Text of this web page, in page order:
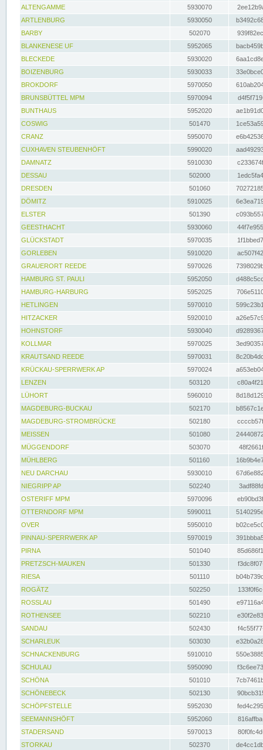
ALTENGAMME
5930070
ARTLENBURG
5930050
BARBY
502070
BLANKENESE UF
5952065
BLECKEDE
5930020
BOIZENBURG
5930033
BROKDORF
5970050
BRUNSBÜTTEL MPM
5970094
BUNTHAUS
5952020
COSWIG
501470
CRANZ
5950070
CUXHAVEN STEUBENHÖFT
5990020
DAMNATZ
5910030
DESSAU
502000
DRESDEN
501060
DÖMITZ
5910025
ELSTER
501390
GEESTHACHT
5930060
GLÜCKSTADT
5970035
GORLEBEN
5910020
GRAUERORT REEDE
5970026
HAMBURG ST. PAULI
5952050
HAMBURG-HARBURG
5952025
HETLINGEN
5970010
HITZACKER
5920010
HOHNSTORF
5930040
KOLLMAR
5970025
KRAUTSAND REEDE
5970031
KRÜCKAU-SPERRWERK AP
5970024
LENZEN
503120
LÜHORT
5960010
MAGDEBURG-BUCKAU
502170
MAGDEBURG-STROMBRÜCKE
502180
MEISSEN
501080
MÜGGENDORF
503070
MÜHLBERG
501160
NEU DARCHAU
5930010
NIEGRIPP AP
502240
OSTERIFF MPM
5970096
OTTERNDORF MPM
5990011
OVER
5950010
PINNAU-SPERRWERK AP
5970019
PIRNA
501040
PRETZSCH-MAUKEN
501330
RIESA
501110
ROGÄTZ
502250
ROSSLAU
501490
ROTHENSEE
502210
SANDAU
502430
SCHARLEUK
503030
SCHNACKENBURG
5910010
SCHULAU
5950090
SCHÖNA
501010
SCHÖNEBECK
502130
SCHÖPFSTELLE
5952030
SEEMANNSHÖFT
5952060
STADERSAND
5970013
STORKAU
502370